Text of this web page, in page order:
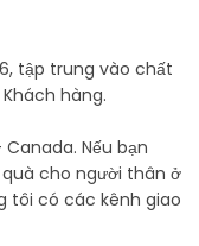
tập trung vào chất
hàng.
Nếu bạn
cho người thân ở
tôi có các kênh giao